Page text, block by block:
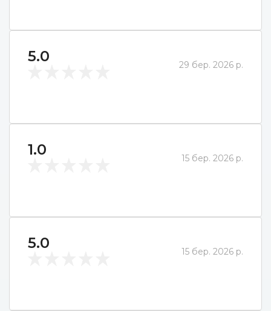
5.0 29 бер. 2026 р.
1.0 15 бер. 2026 р.
5.0 15 бер. 2026 р.